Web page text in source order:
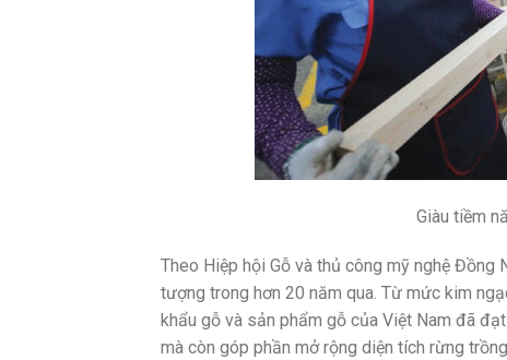
Giàu tiềm
Theo Hiệp hội Gỗ và thủ công mỹ nghệ Đồng
tượng trong hơn 20 năm qua. Từ mức kim
khẩu gỗ và sản phẩm gỗ của Việt Nam đã
mà còn góp phần mở rộng diện tích rừng